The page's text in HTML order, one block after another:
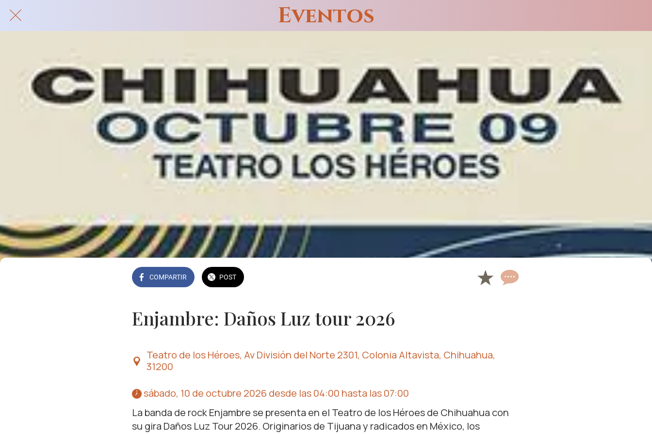
Eventos
COMPARTIR POST
Enjambre: Daños Luz tour 2026
Teatro de los Héroes, Av División del Norte 2301, Colonia Altavista, Chihuahua,
31200
sábado, 10 de octubre 2026 desde las 04:00 hasta las 07:00
La banda de rock Enjambre se presenta en el Teatro de los Héroes de Chihuahua con
su gira Daños Luz Tour 2026. Originarios de Tijuana y radicados en México, los